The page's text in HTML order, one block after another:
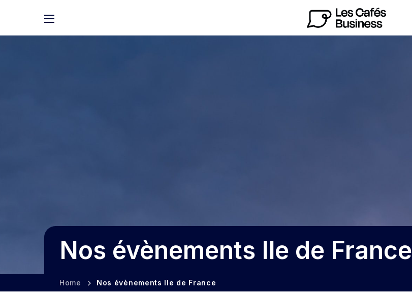
Nos évènements Ile de France
Home Nos évènements Ile de France